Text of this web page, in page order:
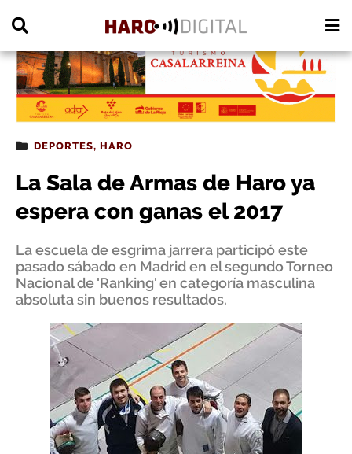
DEPORTES, HARO
La Sala de Armas de Haro ya
espera con ganas el 2017
La escuela de esgrima jarrera participó este
pasado sábado en Madrid en el segundo Torneo
Nacional de 'Ranking' en categoría masculina
absoluta sin buenos resultados.